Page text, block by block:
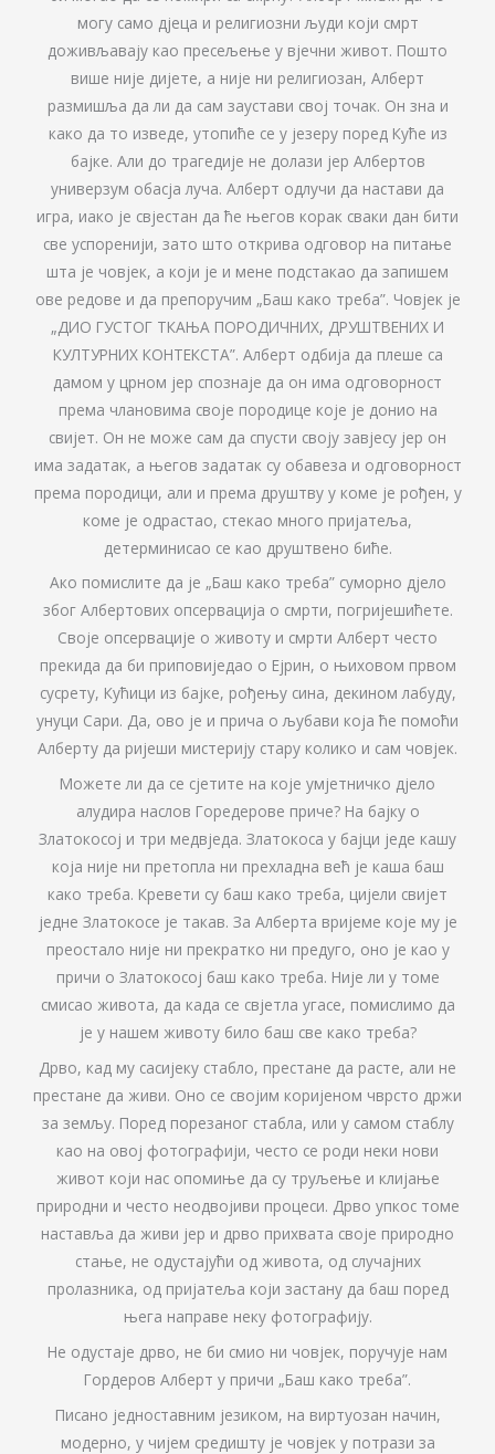
могу само дјеца и религиозни људи који смрт
доживљавају као пресељење у вјечни живот. Пошто
више није дијете, а није ни религиозан, Алберт
размишља да ли да сам заустави свој точак. Он зна и
како да то изведе, утопиће се у језеру поред Куће из
бајке. Али до трагедије не долази јер Албертов
универзум обасја луча. Алберт одлучи да настави да
игра, иако је свјестан да ће његов корак сваки дан бити
све успоренији, зато што открива одговор на питање
шта је човјек, а који је и мене подстакао да запишем
ове редове и да препоручим „Баш како треба”. Човјек је
„ДИО ГУСТОГ ТКАЊА ПОРОДИЧНИХ, ДРУШТВЕНИХ И
КУЛТУРНИХ КОНТЕКСТА”. Алберт одбија да плеше са
дамом у црном јер спознаје да он има одговорност
према члановима своје породице које је донио на
свијет. Он не може сам да спусти своју завјесу јер он
има задатак, а његов задатак су обавеза и одговорност
према породици, али и према друштву у коме је рођен, у
коме је одрастао, стекао много пријатеља,
детерминисао се као друштвено биће.
Ако помислите да је „Баш како треба” суморно дјело
због Албертових опсервација о смрти, погријешићете.
Своје опсервације о животу и смрти Алберт често
прекида да би приповиједао о Ејрин, о њиховом првом
сусрету, Кућици из бајке, рођењу сина, декином лабуду,
унуци Сари. Да, ово је и прича о љубави која ће помоћи
Алберту да ријеши мистерију стару колико и сам човјек.
Можете ли да се сјетите на које умјетничко дјело
алудира наслов Горедерове приче? На бајку о
Златокосој и три медвједа. Златокоса у бајци једе кашу
која није ни претопла ни прехладна већ је каша баш
како треба. Кревети су баш како треба, цијели свијет
једне Златокосе је такав. За Алберта вријеме које му је
преостало није ни прекратко ни предуго, оно је као у
причи о Златокосој баш како треба. Није ли у томе
смисао живота, да када се свјетла угасе, помислимо да
је у нашем животу било баш све како треба?
Дрво, кад му сасијеку стабло, престане да расте, али не
престане да живи. Оно се својим коријеном чврсто држи
за земљу. Поред порезаног стабла, или у самом стаблу
као на овој фотографији, често се роди неки нови
живот који нас опомиње да су труљење и клијање
природни и често неодвојиви процеси. Дрво упкос томе
наставља да живи јер и дрво прихвата своје природно
стање, не одустајући од живота, од случајних
пролазника, од пријатеља који застану да баш поред
њега направе неку фотографију.
Не одустаје дрво, не би смио ни човјек, поручује нам
Гордеров Алберт у причи „Баш како треба”.
Писано једноставним језиком, на виртуозан начин,
модерно, у чијем средишту је човјек у потрази за